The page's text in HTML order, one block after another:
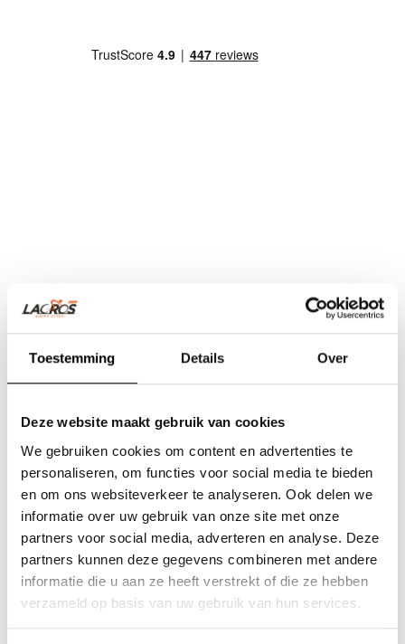
Toestemming Details Over
Deze website maakt gebruik van cookies
We gebruiken cookies om content en advertenties te
personaliseren, om functies voor social media te bieden
en om ons websiteverkeer te analyseren. Ook delen we
informatie over uw gebruik van onze site met onze
partners voor social media, adverteren en analyse. Deze
partners kunnen deze gegevens combineren met andere
informatie die u aan ze heeft verstrekt of die ze hebben
verzameld op basis van uw gebruik van hun services.
Team Lacros
Nieuwe Eerdsebaan 16, 5482 VS Schijndel Nederland
Handelskammernummer: 62140957
Umsatzsteuer-Identifikationsnummer: NL854680950B01
(+31) 73 203 2487
(+31) 73 203 2487
sales@lacros.nl